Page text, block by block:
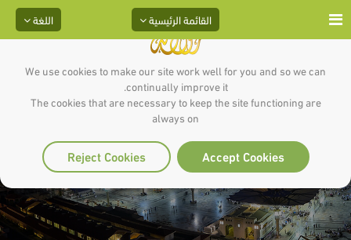
We use cookies to make our site work well for you and so we can
continually improve it.
The cookies that are necessary to keep the site functioning are
always on
Accept Cookies
Reject Cookies
اللغة القائمة الرئيسية
الكاف